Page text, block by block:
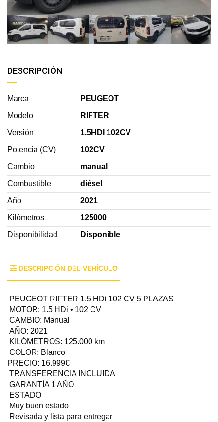
DESCRIPCIÓN
Marca PEUGEOT
Modelo RIFTER
Versión 1.5HDI 102CV
Potencia (CV) 102CV
Cambio manual
Combustible diésel
Año 2021
Kilómetros 125000
Disponibilidad Disponible
DESCRIPCIÓN DEL VEHÍCULO
PEUGEOT RIFTER 1.5 HDi 102 CV 5 PLAZAS
MOTOR: 1.5 HDi • 102 CV
CAMBIO: Manual
AÑO: 2021
KILÓMETROS: 125.000 km
COLOR: Blanco
PRECIO: 16.999€
TRANSFERENCIA INCLUIDA
GARANTÍA 1 AÑO
ESTADO
Muy buen estado
Revisada y lista para entregar